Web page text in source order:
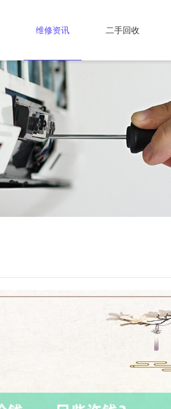
维修资讯 二手回收